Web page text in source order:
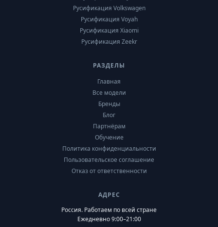
Русификация Volkswagen
Русификация Voyah
Русификация Xiaomi
Русификация Zeekr
РАЗДЕЛЫ
Главная
Все модели
Бренды
Блог
Партнёрам
Обучение
Политика конфиденциальности
Пользовательское соглашение
Отказ от ответственности
АДРЕС
Россия. Работаем по всей стране
Ежедневно 9:00–21:00